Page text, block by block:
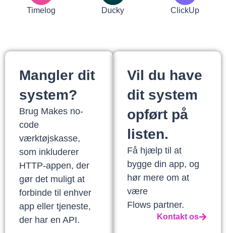
Timelog Ducky ClickUp
Mangler dit
system?
Brug Makes no-
code
værktøjskasse,
som inkluderer
HTTP-appen, der
gør det muligt at
forbinde til enhver
app eller tjeneste,
der har en API.
Vil du have
dit system
opført på
listen.
Få hjælp til at
bygge din app, og
hør mere om at
være
Flows partner.
Kontakt os